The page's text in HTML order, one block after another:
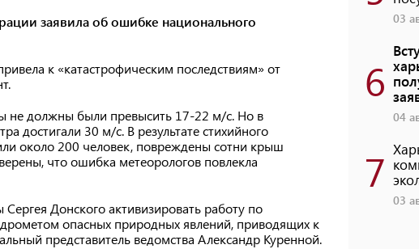
заявила об ошибке национального
к «катастрофическим последствиям» от
не должны были превысить 17-22 м/с. Но в
достигали 30 м/с. В результате стихийного
около 200 человек, повреждены сотни крыш
что ошибка метеорологов повлекла
Донского активизировать работу по
опасных природных явлений, приводящих к
представитель ведомства Александр Куренной.
03
6
04
7
03